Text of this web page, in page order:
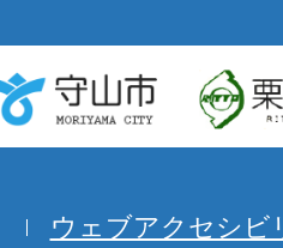
ウェブアクセシビ